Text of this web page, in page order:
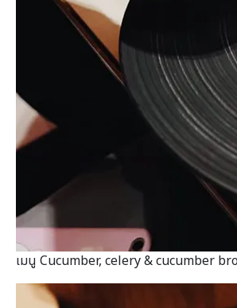
เมนู Cucumber, celery & cucumber